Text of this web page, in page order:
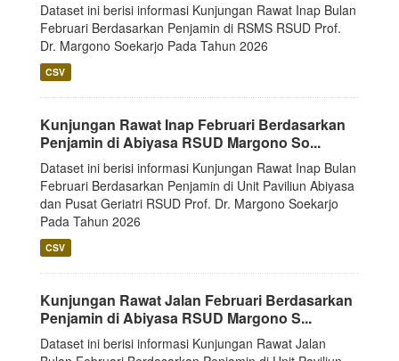
Dataset ini berisi informasi Kunjungan Rawat Inap Bulan
Februari Berdasarkan Penjamin di RSMS RSUD Prof.
Dr. Margono Soekarjo Pada Tahun 2026
CSV
Kunjungan Rawat Inap Februari Berdasarkan
Penjamin di Abiyasa RSUD Margono So...
Dataset ini berisi informasi Kunjungan Rawat Inap Bulan
Februari Berdasarkan Penjamin di Unit Paviliun Abiyasa
dan Pusat Geriatri RSUD Prof. Dr. Margono Soekarjo
Pada Tahun 2026
CSV
Kunjungan Rawat Jalan Februari Berdasarkan
Penjamin di Abiyasa RSUD Margono S...
Dataset ini berisi informasi Kunjungan Rawat Jalan